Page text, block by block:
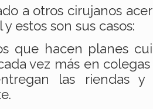
a otros cirujanos
estos son sus casos:
que hacen planes
vez más en
las riendas y